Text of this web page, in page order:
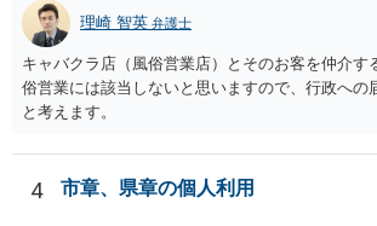
理崎 智英 弁護士
キャバクラ店（風俗営業店）とそのお客を仲介す
俗営業には該当しないと思いますので、行政への
と考えます。
4 市章、県章の個人利用